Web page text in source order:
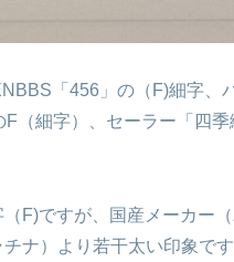
「456」の（F)細字、
F（細字）、セーラー「四季
F)ですが、国産メーカー
ナ）より若干太い印象です